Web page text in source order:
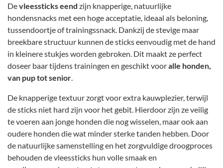
Devleessticks eend zijn knapperige, natuurlijke
hondensnacks met een hoge acceptatie, ideaal als beloning,
tussendoortje of trainingssnack. Dankzij de stevige maar
breekbare structuur kunnen de sticks eenvoudig met de hand
in kleinere stukjes worden gebroken. Dit maakt ze perfect
doseer baar tijdens trainingen en geschikt vooralle honden,
van pup tot senior.
De knapperige textuur zorgt voor extra kauwplezier, terwijl
de sticks niet hard zijn voor het gebit. Hierdoor zijn ze veilig
te voeren aan jonge honden die nog wisselen, maar ook aan
oudere honden die wat minder sterke tanden hebben. Door
de natuurlijke samenstelling en het zorgvuldige droogproces
behouden de vleessticks hun volle smaak en